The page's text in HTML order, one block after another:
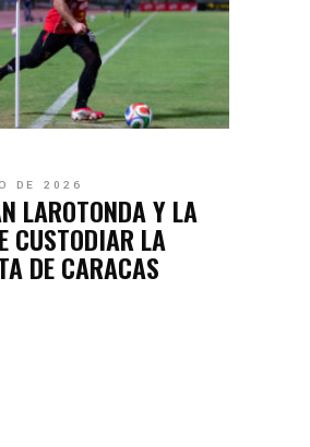
DE 2026
LAROTONDA Y LA
CUSTODIAR LA
DE CARACAS